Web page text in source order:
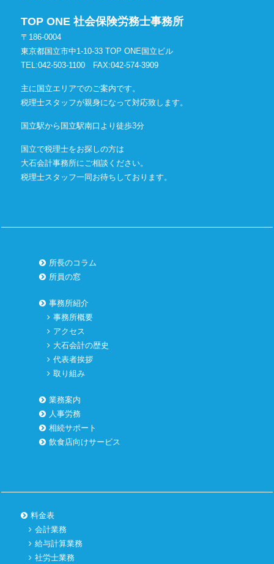
TOP ONE 社会保険労務士事務所
〒186-0004
東京都国立市中1-10-33 TOP ONE国立ビル
TEL:042-503-1100
FAX:042-574-3909
主に国立エリアでのご案内です。
税理士スタッフが親身になって対応致します。
国立駅から国立駅南口より徒歩3分
国立で税理士をお探しの方は
大石会計事務所にご相談ください。
税理士スタッフ一同お待ちしております。
所長のコラム
所員の窓
事務所紹介
事務所概要
アクセス
大石会計の歴史
代表者挨拶
取り組み
業務案内
人事労務
相続サポート
飲食店向けサービス
料金表
会計業務
給与計算業務
社労士業務